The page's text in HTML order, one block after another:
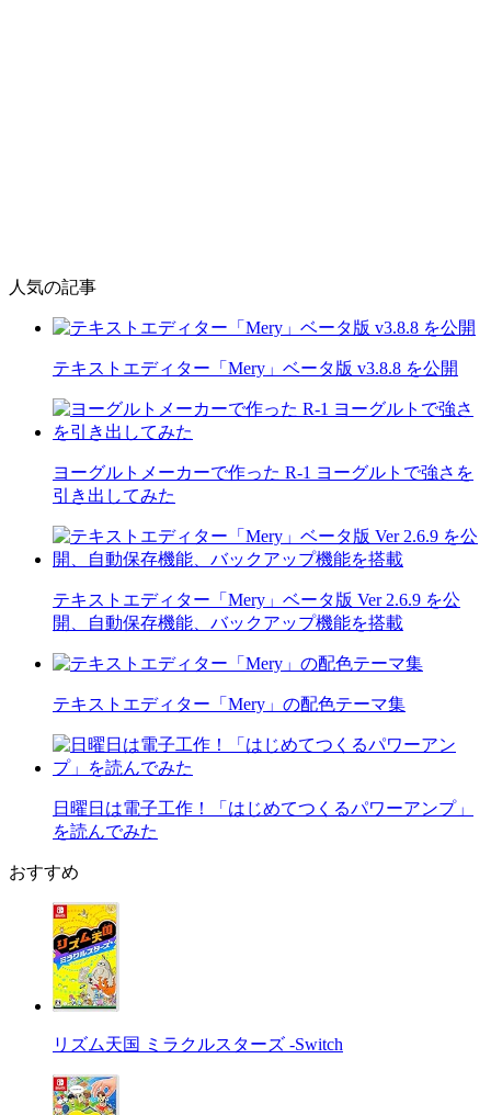
人気の記事
テキストエディター「Mery」ベータ版 v3.8.8 を公開
ヨーグルトメーカーで作った R-1 ヨーグルトで強さを
引き出してみた
テキストエディター「Mery」ベータ版 Ver 2.6.9 を公
開、自動保存機能、バックアップ機能を搭載
テキストエディター「Mery」の配色テーマ集
日曜日は電子工作！「はじめてつくるパワーアンプ」
を読んでみた
おすすめ
リズム天国 ミラクルスターズ -Switch